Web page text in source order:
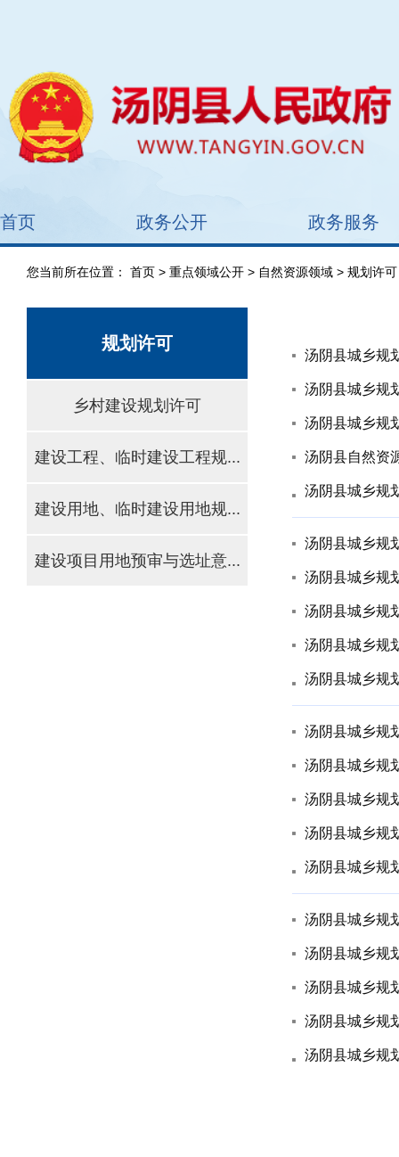
首页 政务公开 政务服务
您当前所在位置： 首页 > 重点领域公开 > 自然资源领域 > 规划许可
规划许可
乡村建设规划许可
建设工程、临时建设工程规...
建设用地、临时建设用地规...
建设项目用地预审与选址意...
汤阴县城乡规
汤阴县城乡规
汤阴县自然资
汤阴县城乡规
汤阴县城乡规
汤阴县城乡规
汤阴县城乡规
汤阴县城乡规
汤阴县城乡规
汤阴县城乡规